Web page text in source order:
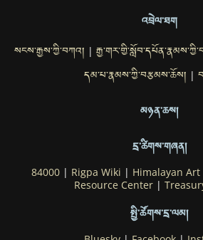
འབྲེལ་ཐག
སངས་རྒྱས་ཀྱི་བཀའ། |
དམ་པ་རྣམས་ཀྱི་བརྩམས་ཆོས། |
མཉན་ཆས།
དྲ་ཚིགས་གཞན།
84000| Rigpa Wiki | Himalayan Art
Resource Center |
སྤྱི་ཚོགས་དྲ་ལམ།